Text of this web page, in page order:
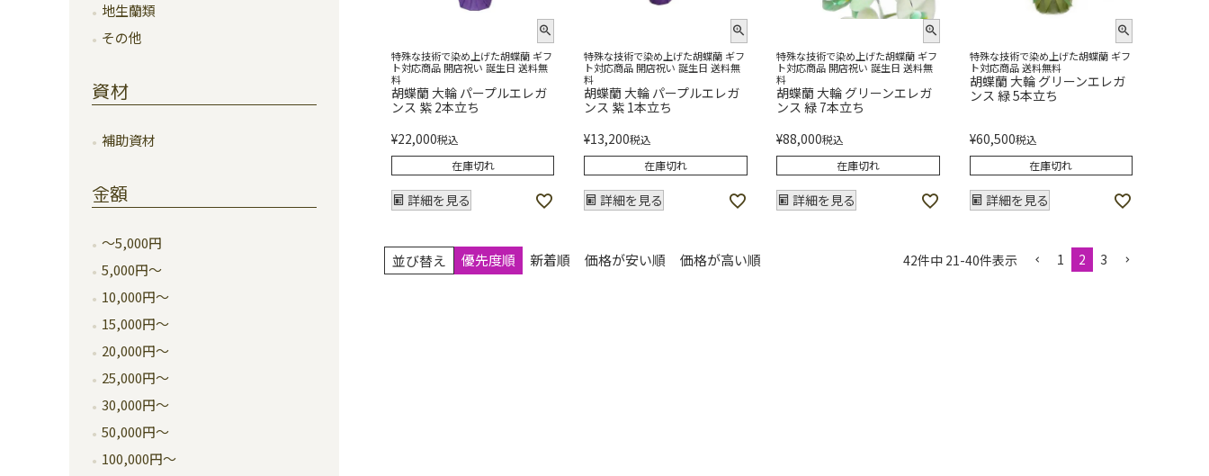
地生蘭類
その他
資材
補助資材
金額
～5,000円
5,000円～
10,000円～
15,000円～
20,000円～
25,000円～
30,000円～
50,000円～
100,000円～
特殊な技術で染め上げた胡蝶蘭 ギフ
ト対応商品 開店祝い 誕生日 送料無
料
胡蝶蘭 大輪 パープルエレガ
ンス 紫 2本立ち
¥22,000税込
在庫切れ
詳細を見る
特殊な技術で染め上げた胡蝶蘭 ギフ
ト対応商品 開店祝い 誕生日 送料無
料
胡蝶蘭 大輪 パープルエレガ
ンス 紫 1本立ち
¥13,200税込
在庫切れ
詳細を見る
特殊な技術で染め上げた胡蝶蘭 ギフ
ト対応商品 開店祝い 誕生日 送料無
料
胡蝶蘭 大輪 グリーンエレガ
ンス 緑 7本立ち
¥88,000税込
在庫切れ
詳細を見る
特殊な技術で染め上げた胡蝶蘭 ギフ
ト対応商品 送料無料
胡蝶蘭 大輪 グリーンエレガ
ンス 緑 5本立ち
¥60,500税込
在庫切れ
詳細を見る
並び替え 優先度順 新着順 価格が安い順 価格が高い順 42件中 21-40件表示 1 2 3